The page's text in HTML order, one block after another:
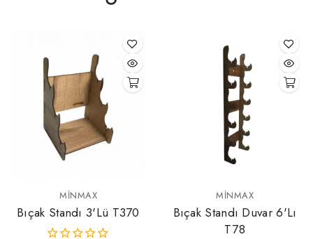
MINMAX
Bıçak Standı 3'lü T370
MINMAX
Bıçak Standı Duvar 6'lı
T78